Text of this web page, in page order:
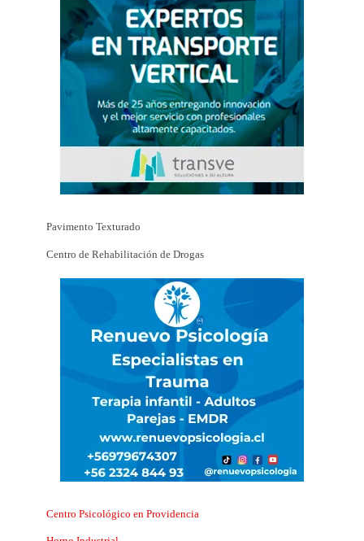
Pavimento Texturado
Centro de Rehabilitación de Drogas
Centro Psicológico en Providencia